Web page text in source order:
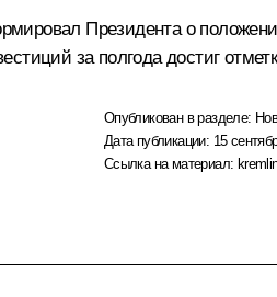
Президента о
за полгода достиг
Опубликован в разделе:
Дата публикации: 15
Ссылка на материал: